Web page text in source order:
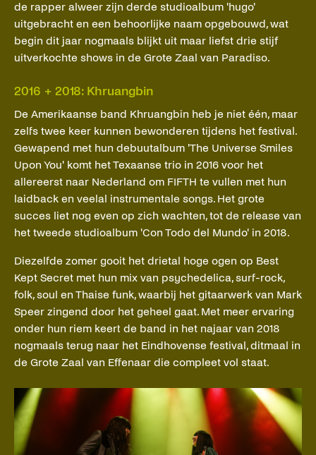
de rapper alweer zijn derde studioalbum 'hugo'
uitgebracht en een behoorlijke naam opgebouwd, wat
begin dit jaar nogmaals blijkt uit maar liefst drie stijf
uitverkochte shows in de Grote Zaal van Paradiso.
2016 + 2018: Khruangbin
De Amerikaanse band Khruangbin heb je niet één, maar
zelfs twee keer kunnen bewonderen tijdens het festival.
Gewapend met hun debuutalbum 'The Universe Smiles
Upon You' komt het Texaanse trio in 2016 voor het
allereerst naar Nederland om FIFTH te vullen met hun
laidback en veelal instrumentale songs. Het grote
succes liet nog even op zich wachten, tot de release van
het tweede studioalbum 'Con Todo del Mundo' in 2018.
Diezelfde zomer gooit het drietal hoge ogen op Best
Kept Secret met hun mix van psychedelica, surf-rock,
folk, soul en Thaise funk, waarbij het gitaarwerk van Mark
Speer zingend door het geheel gaat. Met meer ervaring
onder hun riem keert de band in het najaar van 2018
nogmaals terug naar het Eindhovense festival, ditmaal in
de Grote Zaal van Effenaar die compleet vol staat.